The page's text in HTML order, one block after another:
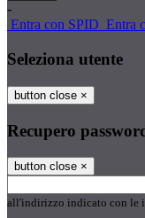
-
Entra con SPID Entra
Seleziona utente
button close ×
Recupero
button close ×
all'indirizzo indicato con le